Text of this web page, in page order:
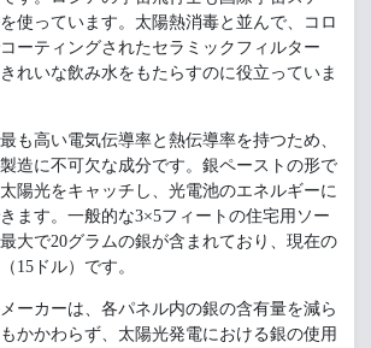
使っています。太陽熱消毒と並んで、コロ
ーティングされたセラミックフィルター
れいな飲み水をもたらすのに役立っていま
も高い電気伝導率と熱伝導率を持つため、
造に不可欠な成分です。銀ペーストの形で
陽光をキャッチし、光電池のエネルギーに
ます。一般的な3×5フィートの住宅用ソー
大で20グラムの銀が含まれており、現在の
15ドル）です。
ーカーは、各パネル内の銀の含有量を減ら
かかわらず、太陽光発電における銀の使用